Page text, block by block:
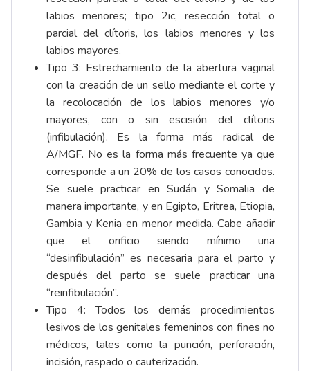
labios menores; tipo 2ic, resección total o
parcial del clítoris, los labios menores y los
labios mayores.
Tipo 3: Estrechamiento de la abertura vaginal
con la creación de un sello mediante el corte y
la recolocación de los labios menores y/o
mayores, con o sin escisión del clítoris
(infibulación). Es la forma más radical de
A/MGF. No es la forma más frecuente ya que
corresponde a un 20% de los casos conocidos.
Se suele practicar en Sudán y Somalia de
manera importante, y en Egipto, Eritrea, Etiopia,
Gambia y Kenia en menor medida. Cabe añadir
que el orificio siendo mínimo una
“desinfibulación” es necesaria para el parto y
después del parto se suele practicar una
“reinfibulación”.
Tipo 4: Todos los demás procedimientos
lesivos de los genitales femeninos con fines no
médicos, tales como la punción, perforación,
incisión, raspado o cauterización.